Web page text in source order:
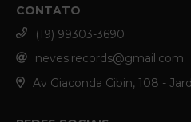
CONTATO
(19) 99303-3690
neves.records@gmail.com
Av Giaconda Cibin, 108 -